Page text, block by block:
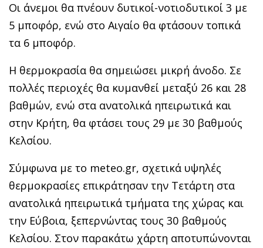
Οι άνεμοι θα πνέουν δυτικοί-νοτιοδυτικοί 3 με
5 μποφόρ, ενώ στο Αιγαίο θα φτάσουν τοπικά
τα 6 μποφόρ.
Η θερμοκρασία θα σημειώσει μικρή άνοδο. Σε
πολλές περιοχές θα κυμανθεί μεταξύ 26 και 28
βαθμών, ενώ στα ανατολικά ηπειρωτικά και
στην Κρήτη, θα φτάσει τους 29 με 30 βαθμούς
Κελσίου.
Σύμφωνα με το meteo.gr, σχετικά υψηλές
θερμοκρασίες επικράτησαν την Τετάρτη στα
ανατολικά ηπειρωτικά τμήματα της χώρας και
την Εύβοια, ξεπερνώντας τους 30 βαθμούς
Κελσίου. Στον παρακάτω χάρτη αποτυπώνονται